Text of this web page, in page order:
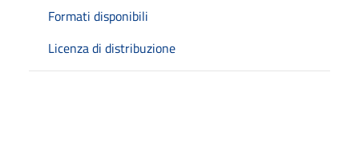
Formati disponibili
Licenza di distribuzione